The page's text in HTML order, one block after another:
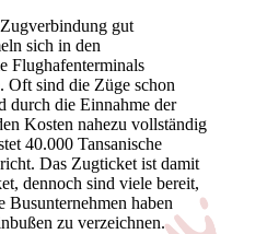
gut
sich in den
Flughafenterminals
Oft sind die Züge schon
durch die Einnahme der
Kosten nahezu vollständig
40.000 Tansanische
Das Zugticket ist damit
dennoch sind viele bereit,
Busunternehmen haben
zu verzeichnen.